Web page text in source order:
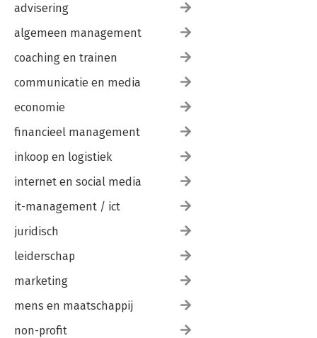
advisering
algemeen management
coaching en trainen
communicatie en media
economie
financieel management
inkoop en logistiek
internet en social media
it-management / ict
juridisch
leiderschap
marketing
mens en maatschappij
non-profit